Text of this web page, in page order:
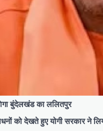
बुंदेलखंड का ललितपुर
को देखते हुए योगी सरकार ने